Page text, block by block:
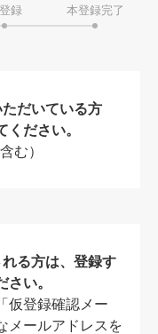
録 本登録完了
だいている方
ください。
む）
る方は、登録す
い。
仮登録確認メー
メールアドレスを